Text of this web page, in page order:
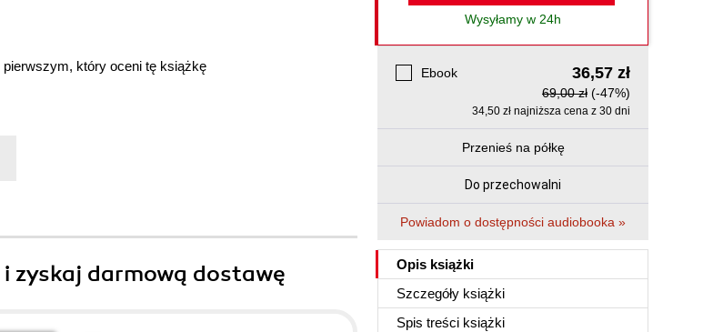
pierwszym, który oceni tę książkę
Wysyłamy w 24h
Ebook 36,57 zł
69,00 zł (-47%)
34,50 zł najniższa cena z 30 dni
Przenieś na półkę
Do przechowalni
Powiadom o dostępności audiobooka »
Opis książki
Szczegóły książki
Spis treści książki
zyskaj darmową dostawę